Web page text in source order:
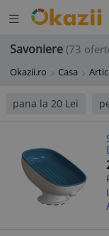
Deschide
meniul
Savoniere (73
Okazii.ro Casa
pana la 20 Lei